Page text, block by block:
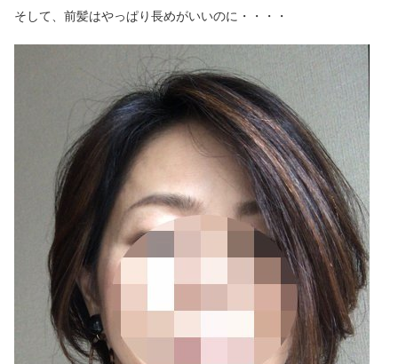
そして、前髪はやっぱり長めがいいのに・・・・